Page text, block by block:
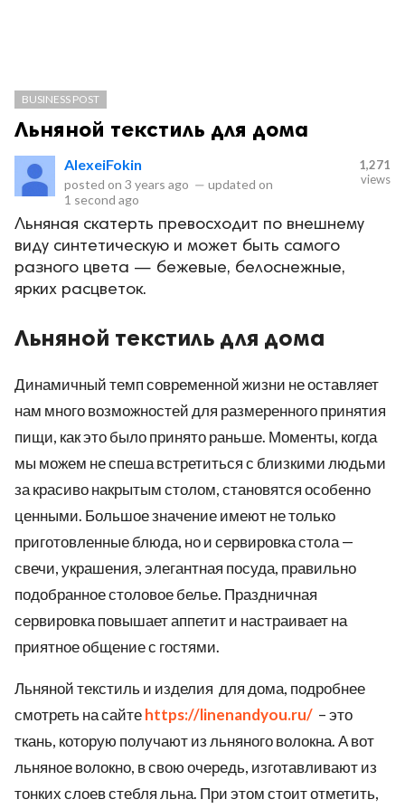
BUSINESS POST
Льняной текстиль для дома
AlexeiFokin
posted on 3 years ago — updated on
1 second ago
1,271
views
Льняная скатерть превосходит по внешнему
виду синтетическую и может быть самого
разного цвета — бежевые, белоснежные,
ярких расцветок.
Льняной текстиль для дома
Динамичный темп современной жизни не оставляет
нам много возможностей для размеренного принятия
пищи, как это было принято раньше. Моменты, когда
мы можем не спеша встретиться с близкими людьми
за красиво накрытым столом, становятся особенно
ценными. Большое значение имеют не только
приготовленные блюда, но и сервировка стола —
свечи, украшения, элегантная посуда, правильно
подобранное столовое белье. Праздничная
сервировка повышает аппетит и настраивает на
приятное общение с гостями.
Льняной текстиль и изделия для дома, подробнее
смотреть на сайтеhttps://linenandyou.ru/ – это
ткань, которую получают из льняного волокна. А вот
льняное волокно, в свою очередь, изготавливают из
тонких слоев стебля льна. При этом стоит отметить,